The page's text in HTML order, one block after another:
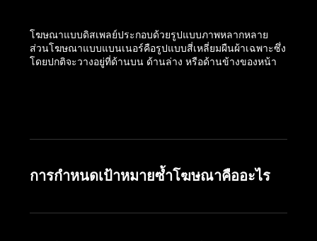
โฆษณาแบบดิสเพลย์ประกอบด้วยรูปแบบภาพหลากหลาย
ส่วนโฆษณาแบบแบนเนอร์คือรูปแบบสี่เหลี่ยมผืนผ้าเฉพาะซึ่ง
โดยปกติจะวางอยู่ที่ด้านบน ด้านล่าง หรือด้านข้างของหน้า
การกำหนดเป้าหมายซ้ำโฆษณาคืออะไร